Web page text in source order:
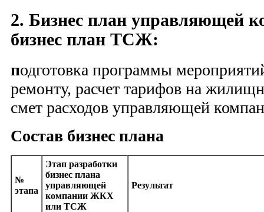
2. Бизнес план управляющей
бизнес план ТСЖ:
подготовка программы
ремонту, расчет тарифов на
смет расходов управляющей
Состав бизнес плана
№
этапа
Этап разработки
бизнес плана
управляющей
компании ЖКХ
или ТСЖ
Результат